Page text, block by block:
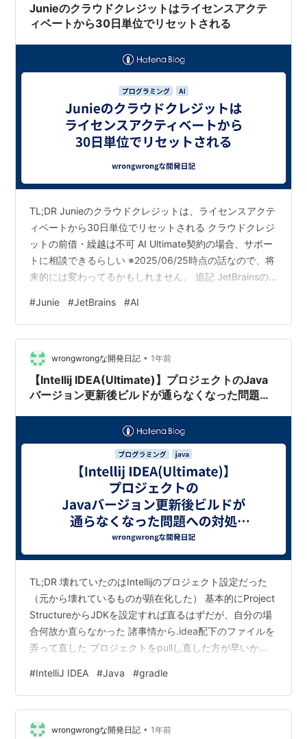
Junieのクラウドクレジットはライセンスアクテ
ィベートから30日単位でリセットされる
TL;DR Junieのクラウドクレジットは、ライセンスアクテ
ィベートから30日単位でリセットされる クラウドクレジ
ットの前借・繰越は不可 AI Ultimate契約の場合、サポー
トに相談できるらしい ※2025/06/25時点の話なので、将
来的には変わってるかもしれません。 追記 JetBrainsの
以下を参照するよう案内を頂きました。
blog.jetbrains.com ソース クラウドクレジットのリセッ
トタイミングについて Junieのクラウドクレジットは、ラ
イセンスアクティベートから30日単位でリセットされる
これはFAQに記載が有り…
#Junie #JetBrains #AI
wrongwrongな開発日記 • 1年前
【Intellij IDEA(Ultimate)】プロジェクトのJava
バージョン更新後ビルドが通らなくなった問題へ
TL;DR 壊れていたのはIntellijのプロジェクト設定だった
（元から壊れているものが顕在化した） 基本的にProject
StructureからJDKを設定すれば直るはずだが、自分の場
合何故か直らなかった 諸事情から.idea配下のファイルを
弄って直した プロジェクトをpullし直した方が早いか
からビルドが通らなくなりました。 CIや他の方のローカ
ルでは動いていたので、おま環と特定しました。 対処1
このような場合、基本的にはProject Structure ->
Project -> SDKから適切なJDKを設定すれば直…
#IntelliJ IDEA #Java #gradle
wrongwrongな開発日記 • 1年前